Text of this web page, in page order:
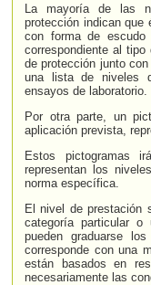
La mayoría de las
protección indican que
con forma de
correspondiente al
de protección junto
una lista de niveles
ensayos de laboratorio.
Por otra parte, un
aplicación prevista,
Estos pictogramas
representan los
norma específica.
El nivel de prestación
categoría particular
pueden graduarse
corresponde con una
están basados en
necesariamente las